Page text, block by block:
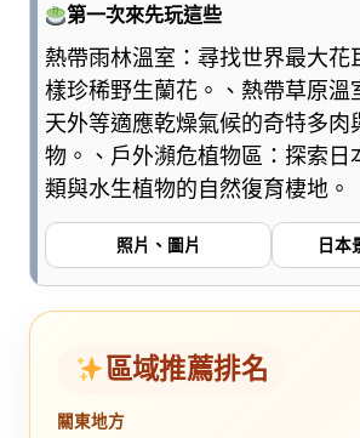
第一次來先玩這些
熱帶雨林溫室：尋找世界最大花
樣珍稀野生蘭花。、熱帶草原溫
天外等適應乾燥氣候的奇特多肉
物。、戶外瀕危植物區：探索日
類與水生植物的自然復育棲地。
照片、圖片 日本
區域推薦排名
關東地方